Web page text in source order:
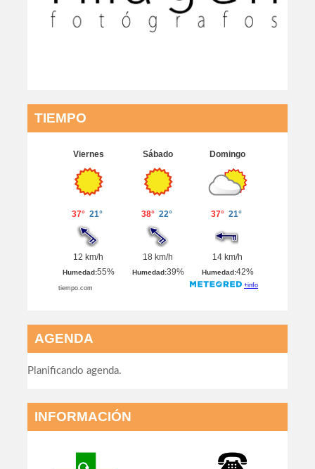
TIEMPO
AGENDA
Planificando agenda.
INFORMACIÓN